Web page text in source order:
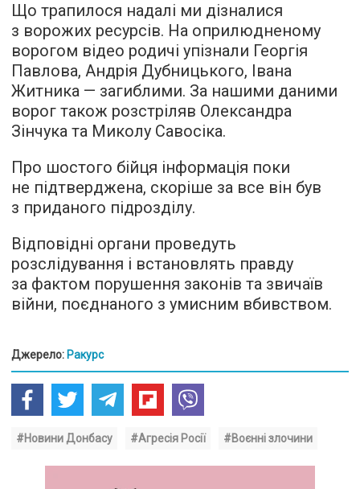
Що трапилося надалі ми дізналися
з ворожих ресурсів. На оприлюдненому
ворогом відео родичі упізнали Георгія
Павлова, Андрія Дубницького, Івана
Житника — загиблими. За нашими даними
ворог також розстріляв Олександра
Зінчука та Миколу Савосіка.
Про шостого бійця інформація поки
не підтверджена, скоріше за все він був
з приданого підрозділу.
Відповідні органи проведуть
розслідування і встановлять правду
за фактом порушення законів та звичаїв
війни, поєднаного з умисним вбивством.
Джерело: Ракурс
#Новини Донбасу #Агресія Росії #Воєнні злочини